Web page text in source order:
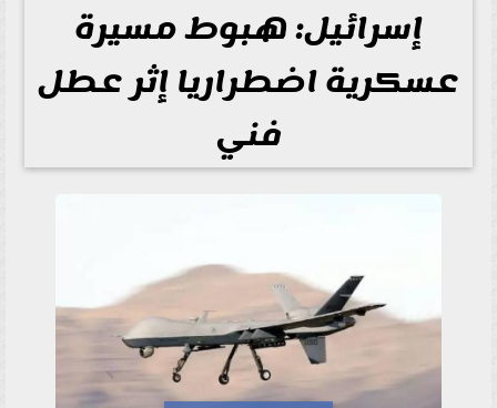
إسرائيل: هبوط مسيرة
عسكرية اضطراريا إثر عطل
فني